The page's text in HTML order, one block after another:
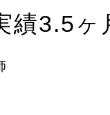
績3.5ヶ